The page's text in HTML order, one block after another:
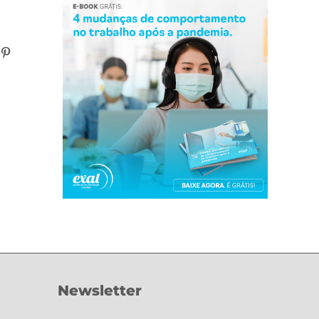
Newsletter